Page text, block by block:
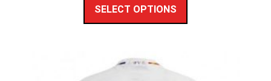
SELECT OPTIONS